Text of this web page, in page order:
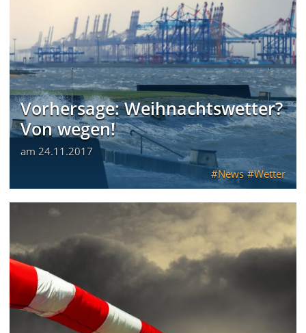
Vorhersage: Weihnachtswetter?
Von wegen!
am 24.11.2017
News
Wetter